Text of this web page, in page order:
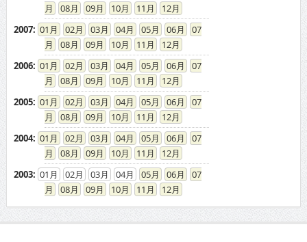
08
09 10 11
12
2007: 01 02 03 04 05 06
07
08
09 10 11
12
2006: 01 02 03 04 05 06
07
08
09 10 11
12
2005: 01 02 03 04 05 06
07
08
09 10 11
12
2004: 01 02 03 04 05 06
07
08
09 10 11
12
2003: 01 02 03 04 05 06
07
08
09 10 11 12